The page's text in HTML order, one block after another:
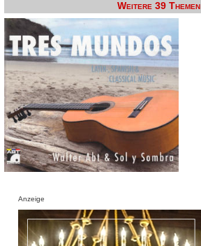
Weitere 39 Themen
Anzeige